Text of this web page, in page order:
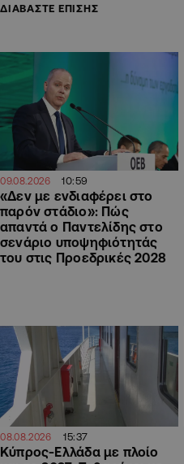
ΔΙΑΒΑΣΤΕ ΕΠΙΣΗΣ
09.08.2026 10:59
«Δεν με ενδιαφέρει στο
παρόν στάδιο»: Πώς
απαντά ο Παντελίδης στο
σενάριο υποψηφιότητάς
του στις Προεδρικές 2028
08.08.2026 15:37
Κύπρος-Ελλάδα με πλοίο